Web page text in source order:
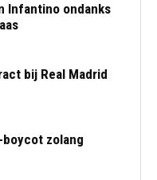
Infantino ondanks
bij Real Madrid
boycot zolang